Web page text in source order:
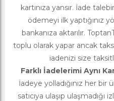
kartınıza yansır. İade
ödemeyi ilk yaptığınız
bankanıza aktarılır.
toplu olarak yapar ancak
iadenizi size
Farklı İadelerimi Aynı
İadeye yolladığınız her
satıcıya ulaşıp ulaşmadığı